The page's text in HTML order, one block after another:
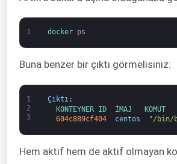
1 docker ps
Buna benzer bir çıktı görmelisiniz:
1
2
3
Çıktı :
KONTEYNER ID İMAJ
604c889cf404
centos "/bin/
Hem aktif hem de aktif olmayan